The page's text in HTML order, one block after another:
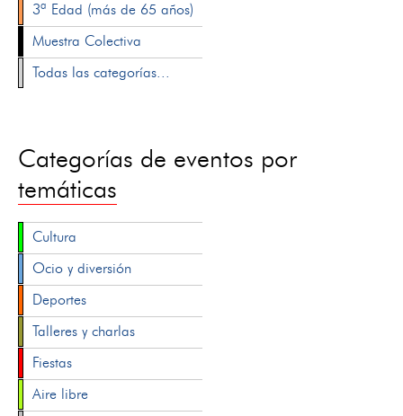
3ª Edad (más de 65 años)
Muestra Colectiva
Todas las categorías...
Categorías de eventos por
temáticas
Cultura
Ocio y diversión
Deportes
Talleres y charlas
Fiestas
Aire libre